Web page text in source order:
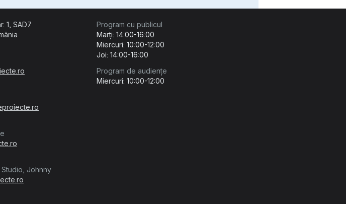
1, SAD7
Studio, Johnny
Program cu publicul
Marți: 14:00-16:00
Miercuri: 10:00-12:00
Joi: 14:00-16:00
Program de audiențe
Miercuri: 10:00-12:00